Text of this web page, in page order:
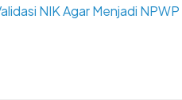
NIK Agar Menjadi